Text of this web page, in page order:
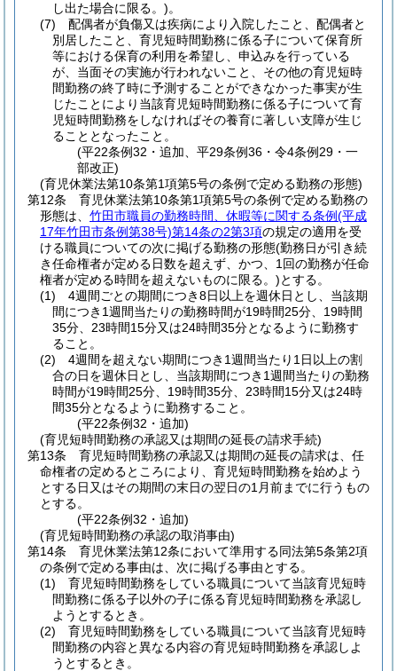
し出た場合に限る。)。
(7)
配偶者が負傷又は疾病により入院したこと、配偶者と
別居したこと、育児短時間勤務に係る子について保育所
等における保育の利用を希望し、申込みを行っている
が、当面その実施が行われないこと、その他の育児短時
間勤務の終了時に予測することができなかった事実が生
じたことにより当該育児短時間勤務に係る子について育
児短時間勤務をしなければその養育に著しい支障が生じ
ることとなったこと。
(平22条例32・追加、平29条例36・令4条例29・一
部改正)
(育児休業法第10条第1項第5号の条例で定める勤務の形態)
第12条
育児休業法第10条第1項第5号の条例で定める勤務の
形態は、 竹田市職員の勤務時間、休暇等に関する条例(平成
17年竹田市条例第38号)第14条の2第3項の規定の適用を受
ける職員についての次に掲げる勤務の形態(勤務日が引き続
き任命権者が定める日数を超えず、かつ、1回の勤務が任命
権者が定める時間を超えないものに限る。)とする。
(1)
4週間ごとの期間につき8日以上を週休日とし、当該期
間につき1週間当たりの勤務時間が19時間25分、19時間
35分、23時間15分又は24時間35分となるように勤務す
ること。
(2)
4週間を超えない期間につき1週間当たり1日以上の割
合の日を週休日とし、当該期間につき1週間当たりの勤務
時間が19時間25分、19時間35分、23時間15分又は24時
間35分となるように勤務すること。
(平22条例32・追加)
(育児短時間勤務の承認又は期間の延長の請求手続)
第13条
育児短時間勤務の承認又は期間の延長の請求は、任
命権者の定めるところにより、育児短時間勤務を始めよう
とする日又はその期間の末日の翌日の1月前までに行うもの
とする。
(平22条例32・追加)
(育児短時間勤務の承認の取消事由)
第14条
育児休業法第12条において準用する同法第5条第2項
の条例で定める事由は、次に掲げる事由とする。
(1)
育児短時間勤務をしている職員について当該育児短時
間勤務に係る子以外の子に係る育児短時間勤務を承認し
ようとするとき。
(2)
育児短時間勤務をしている職員について当該育児短時
間勤務の内容と異なる内容の育児短時間勤務を承認しよ
うとするとき。